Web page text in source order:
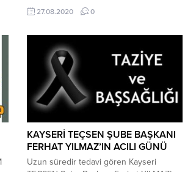
T.C. CUMHURBAŞKANLIĞINA
Kamu kurumlarında işçi olmayan ve
kadrosunda çalışan ve 4/B kadrosuna
geçen kamu görevlilerinin evveliyatına
göre sorunları Sayın
Cumhurbaşkanımızın öncülüğünde
çözüme kavuşmuştur. 4/B kadrosunda
görev yapan kamu çalışanlarının 4/A
çalışanlarıyla ücret makası da neredeyse
kapanmış olup eşit işe eşit...
27.08.2020 0
KAYSERİ TEÇSEN ŞUBE BAŞKANI
FERHAT YILMAZ’IN ACILI GÜNÜ
Uzun süredir tedavi gören Kayseri